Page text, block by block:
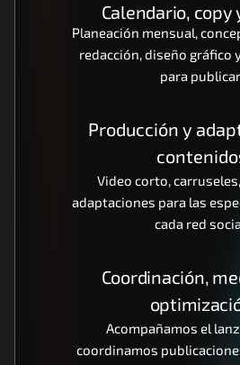
Calendario, copy
Planeación mensual,
redacción, diseño gráfico
para
Producción y
Video corto,
adaptaciones para las
cada red
Coordinación,
Acompañamos el
coordinamos